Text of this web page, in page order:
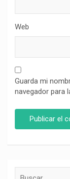
Web
Guarda mi
navegador para